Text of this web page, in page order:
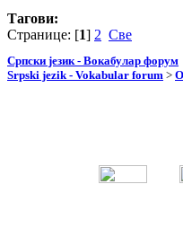
Тагови:
Странице: [1] 2 Све
Српски језик - Вокабулар форум
Srpski jezik - Vokabular forum > О